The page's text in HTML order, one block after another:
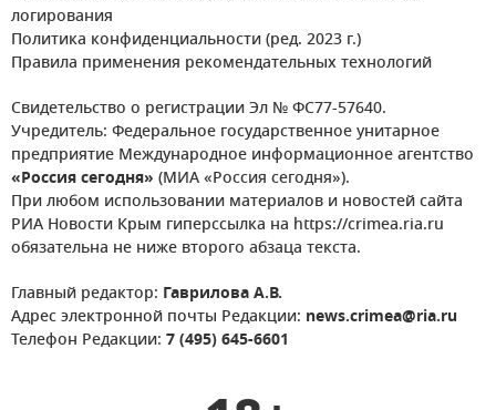
логирования
Политика конфиденциальности (ред. 2023 г.)
Правила применения рекомендательных технологий
Свидетельство о регистрации Эл № ФС77-57640.
Учредитель: Федеральное государственное унитарное
предприятие Международное информационное агентство
«Россия сегодня» (МИА «Россия сегодня»).
При любом использовании материалов и новостей сайта
РИА Новости Крым гиперссылка на https://crimea.ria.ru
обязательна не ниже второго абзаца текста.
Главный редактор: Гаврилова А.В.
Адрес электронной почты Редакции: news.crimea@ria.ru
Телефон Редакции: 7 (495) 645-6601